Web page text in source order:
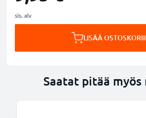
sis. alv
LISÄÄ
Saatat pitää myös